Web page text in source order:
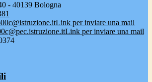
- 40139 Bologna
Link per inviare una mail
Link per inviare una mail